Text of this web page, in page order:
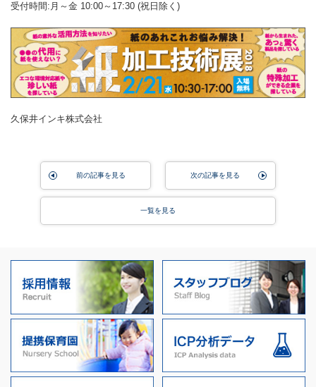
受付時間:月～金 10:00～17:30 (祝日除く)
久保井インキ株式会社
前の記事を見る 次の記事を見る
一覧を見る